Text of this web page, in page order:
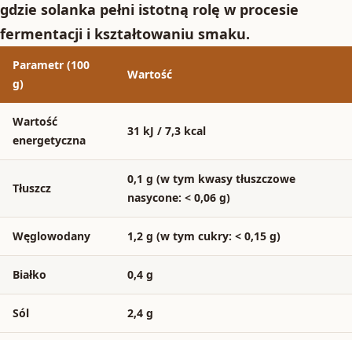
gdzie solanka pełni istotną rolę w procesie
fermentacji i kształtowaniu smaku.
Parametr (100
g)
Wartość
Wartość
energetyczna
31 kJ / 7,3 kcal
Tłuszcz
0,1 g (w tym kwasy tłuszczowe
nasycone: < 0,06 g)
Węglowodany 1,2 g (w tym cukry: < 0,15 g)
Białko 0,4 g
Sól 2,4 g